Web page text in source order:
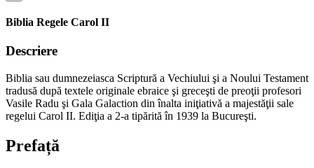
Biblia Regele Carol II
Descriere
Biblia sau dumnezeiasca Scriptură a Vechiului şi a Noului Testament
tradusă după textele originale ebraice şi greceşti de preoţii profesori
Vasile Radu şi Gala Galaction din înalta iniţiativă a majestăţii sale
regelui Carol II. Ediţia a 2-a tipărită în 1939 la Bucureşti.
Prefață